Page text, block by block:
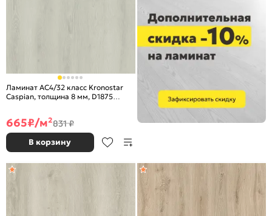
Ламинат AC4/32 класс Kronostar
Caspian, толщина 8 мм, D1875
665₽/м²831 ₽
В корзину